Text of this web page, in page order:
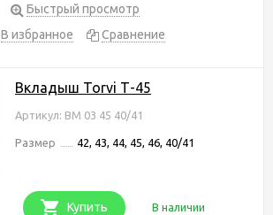
Быстрый просмотр
В избранное
Сравнение
Вкладыш Torvi Т-45
Артикул: ВМ 03 45 40/41
Размер 42, 43, 44, 45, 46, 40/41
Купить В наличии